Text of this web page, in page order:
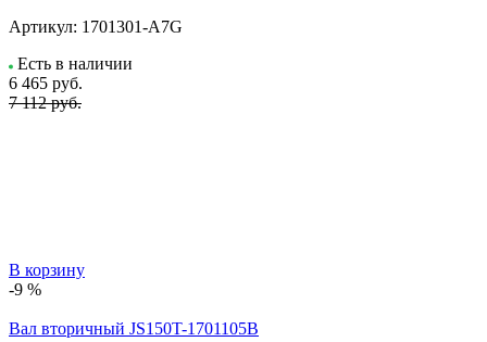
Артикул: 1701301-A7G
Есть в наличии
6 465 руб.
7 112 руб.
В корзину
-9 %
Вал вторичный JS150T-1701105B